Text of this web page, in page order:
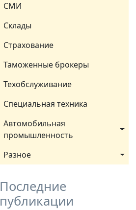
СМИ
Склады
Страхование
Таможенные брокеры
Техобслуживание
Специальная техника
Автомобильная
промышленность
Разное
Последние
публикации